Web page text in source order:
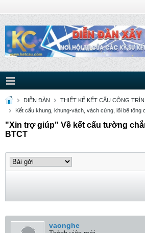
DIỄN ĐÀN
THIẾT KẾ KẾT CẤU CÔNG
Kết cấu khung, khung-vách, vách cứng, lõi bê tông
"Xin trợ giúp" Về kết cấu tường
BTCT
vaonghe